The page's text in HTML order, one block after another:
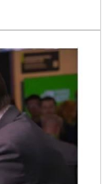
訪問表